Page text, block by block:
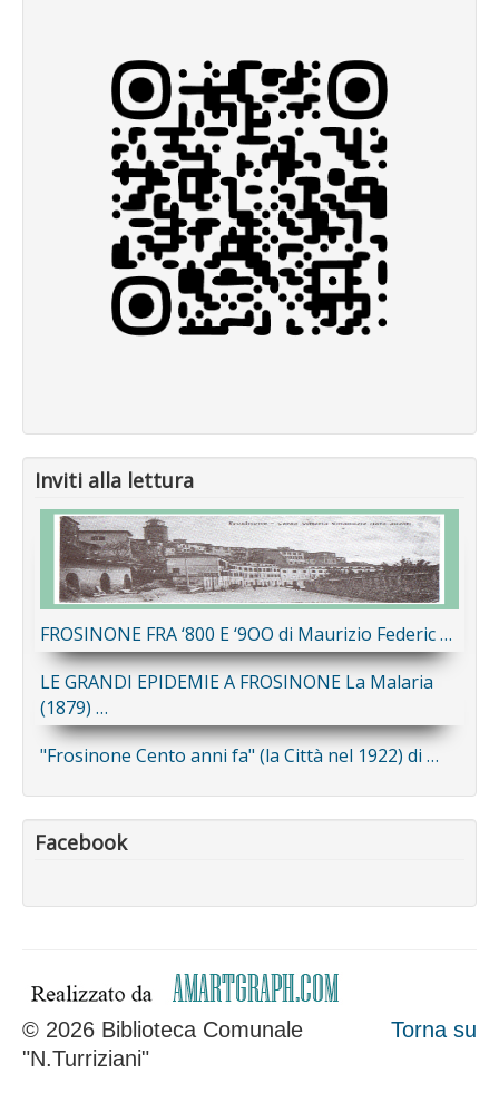
Inviti alla lettura
FROSINONE FRA ‘800 E ‘9OO di Maurizio Federic …
LE GRANDI EPIDEMIE A FROSINONE La Malaria
(1879) …
"Frosinone Cento anni fa" (la Città nel 1922) di …
Facebook
Torna su
© 2026 Biblioteca Comunale
"N.Turriziani"